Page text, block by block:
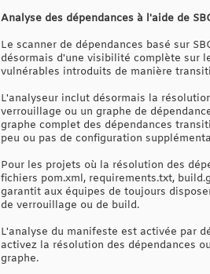
Analyse des dépendances à l'aide de
Le scanner de dépendances basé sur
désormais d'une visibilité complète sur
vulnérables introduits de manière
L'analyseur inclut désormais la
verrouillage ou un graphe de
graphe complet des dépendances
peu ou pas de configuration
Pour les projets où la résolution des
fichiers pom.xml, requirements.txt,
garantit aux équipes de toujours
de verrouillage ou de build.
L'analyse du manifeste est activée par
activez la résolution des dépendances
graphe.